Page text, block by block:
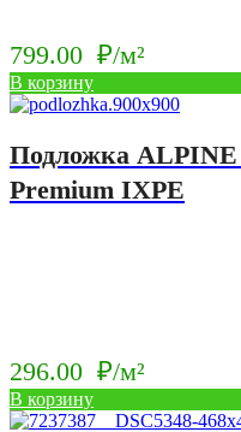
799.00 ₽/м²
В корзину
Подложка
Premium IXPE
296.00 ₽/м²
В корзину